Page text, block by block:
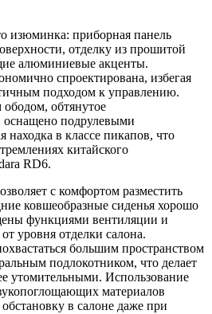
изюминка: приборная панель
отделку из прошитой
алюминиевые акценты.
спроектирована, избегая
подходом к управлению.
ободом, обтянутое
подрулевыми
находка в классе пикапов, что
китайского
RD6.
с комфортом разместить
ковшеобразные сиденья хорошо
функциями вентиляции и
уровня отделки салона.
большим пространством
подлокотником, что делает
утомительными. Использование
материалов
в салоне даже при